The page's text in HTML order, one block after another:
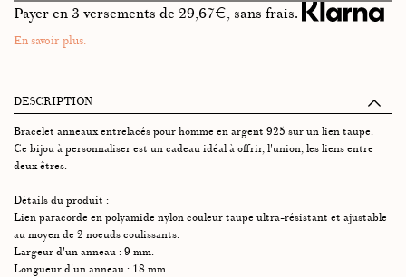
Payer en 3 versements de 29,67€, sans frais.
En savoir plus.
DESCRIPTION
Bracelet anneaux entrelacés pour homme en argent 925 sur un lien taupe.
Ce bijou à personnaliser est un cadeau idéal à offrir, l'union, les liens entre
deux êtres.
Détails du produit :
Lien paracorde en polyamide nylon couleur taupe ultra-résistant et ajustable
au moyen de 2 noeuds coulissants.
Largeur d'un anneau : 9 mm.
Longueur d'un anneau : 18 mm.